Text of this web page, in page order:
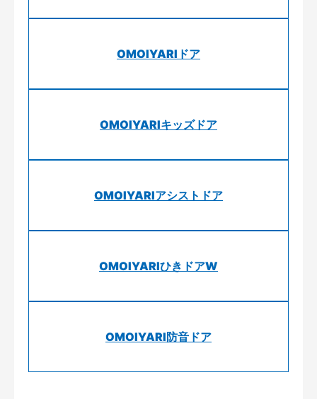
OMOIYARIドア
OMOIYARIキッズドア
OMOIYARIアシストドア
OMOIYARIひきドアW
OMOIYARI防音ドア